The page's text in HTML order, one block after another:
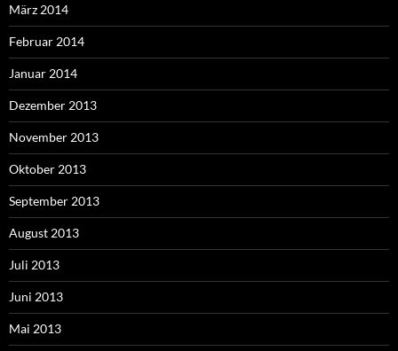
März 2014
Februar 2014
Januar 2014
Dezember 2013
November 2013
Oktober 2013
September 2013
August 2013
Juli 2013
Juni 2013
Mai 2013